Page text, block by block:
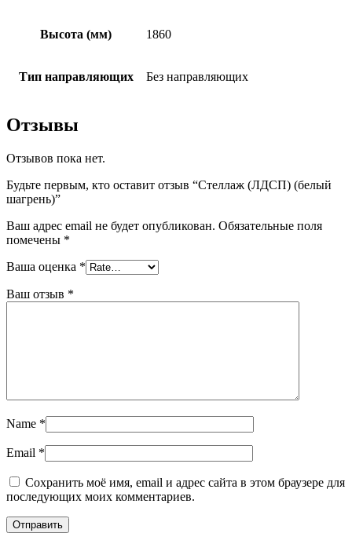
Высота (мм) 1860
Тип направляющих Без направляющих
Отзывы
Отзывов пока нет.
Будьте первым, кто оставит отзыв “Стеллаж (ЛДСП) (белый
шагрень)”
Ваш адрес email не будет опубликован. Обязательные поля
помечены *
Ваша оценка *
Ваш отзыв *
Name *
Email *
Сохранить моё имя, email и адрес сайта в этом браузере для
последующих моих комментариев.